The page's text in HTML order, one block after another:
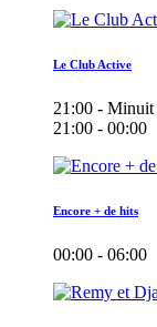
Le Club Active
21:00 - Minuit
21:00 - 00:00
Encore + de hits
00:00 - 06:00